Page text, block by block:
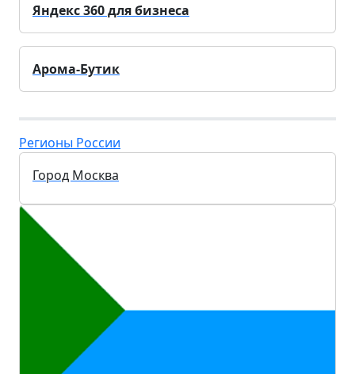
Яндекс 360 для бизнеса
Арома-Бутик
Регионы России